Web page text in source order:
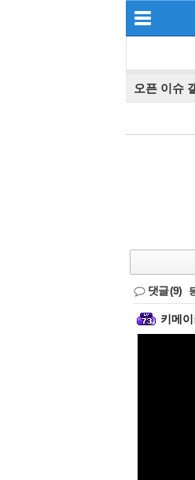
오픈 이슈
댓글(9)
키메이